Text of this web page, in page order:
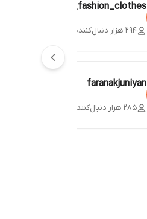
ado_fashion_clothes
۲۹۴ هزار دنبال‌کننده
faranakjuniyan
۲۸۵ هزار دنبال‌کننده